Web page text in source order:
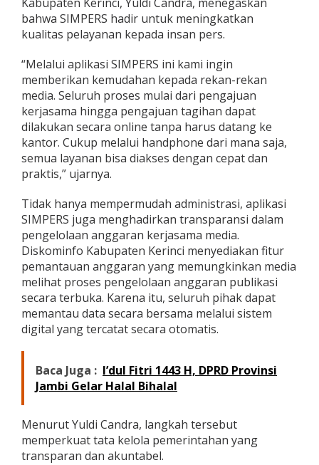
bahwa SIMPERS hadir untuk meningkatkan
kualitas pelayanan kepada insan pers.
“Melalui aplikasi SIMPERS ini kami ingin
memberikan kemudahan kepada rekan-rekan
media. Seluruh proses mulai dari pengajuan
kerjasama hingga pengajuan tagihan dapat
dilakukan secara online tanpa harus datang ke
kantor. Cukup melalui handphone dari mana saja,
semua layanan bisa diakses dengan cepat dan
praktis,” ujarnya.
Tidak hanya mempermudah administrasi, aplikasi
SIMPERS juga menghadirkan transparansi dalam
pengelolaan anggaran kerjasama media.
Diskominfo Kabupaten Kerinci menyediakan fitur
pemantauan anggaran yang memungkinkan media
melihat proses pengelolaan anggaran publikasi
secara terbuka. Karena itu, seluruh pihak dapat
memantau data secara bersama melalui sistem
digital yang tercatat secara otomatis.
Baca Juga : I’dul Fitri 1443 H, DPRD Provinsi
Jambi Gelar Halal Bihalal
Menurut Yuldi Candra, langkah tersebut
memperkuat tata kelola pemerintahan yang
transparan dan akuntabel.